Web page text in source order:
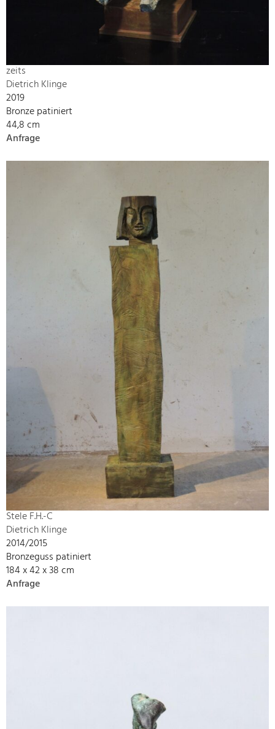
zeits
Dietrich Klinge
2019
Bronze patiniert
44,8 cm
Anfrage
Stele F.H.-C
Dietrich Klinge
2014/2015
Bronzeguss patiniert
184 x 42 x 38 cm
Anfrage